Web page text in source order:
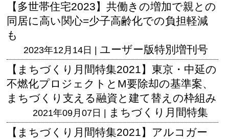
【多世帯住宅2023】共働きの増加で親との
同居に高い関心=少子高齢化での負担軽減
も
2023年12月14日 | ユーザー版特別増刊号
【まちづくり月間特集2021】東京・中延の
不燃化プロジェクトとM要除却の基準案、
まちづくり支える融資と建て替えの枠組み
2021年09月07日 |
まちづくり月間特集
【まちづくり月間特集2021】アルコガー